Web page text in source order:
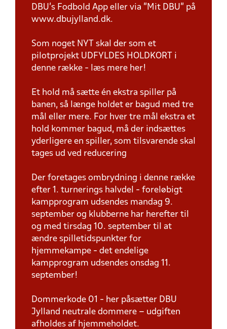
DBU’s Fodbold App eller via ”Mit DBU” på
www.dbujylland.dk.
Som noget NYT skal der som et
pilotprojekt UDFYLDES HOLDKORT i
denne række - læs mere her!
Et hold må sætte én ekstra spiller på
banen, så længe holdet er bagud med tre
mål eller mere. For hver tre mål ekstra et
hold kommer bagud, må der indsættes
yderligere en spiller, som tilsvarende skal
tages ud ved reducering
Der foretages ombrydning i denne række
efter 1. turnerings halvdel - foreløbigt
kampprogram udsendes mandag 9.
september og klubberne har herefter til
og med tirsdag 10. september til at
ændre spilletidspunkter for
hjemmekampe - det endelige
kampprogram udsendes onsdag 11.
september!
Dommerkode 01 - her påsætter DBU
Jylland neutrale dommere – udgiften
afholdes af hjemmeholdet.